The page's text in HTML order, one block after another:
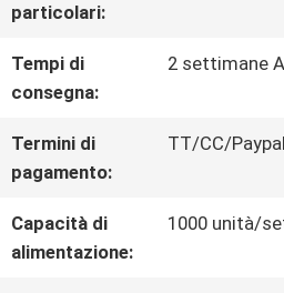
DI
QUALITÀ
CONTATTICI
RICHIEDA
particolari:
Tempi di
consegna:
2 settimane
Termini di
pagamento:
TT/CC/Paypal
Capacità di
alimentazione:
1000 unità/